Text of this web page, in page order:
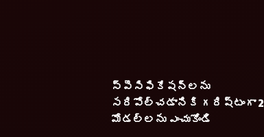
స్పెసిఫికేషన్లను
సరిపోల్చడానికి గరిష్టంగా 2
మోడల్లను ఎంచుకోండి